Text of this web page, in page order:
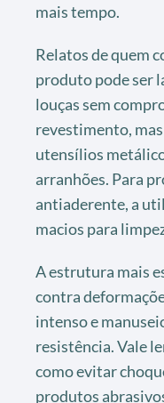
mais tempo.
Relatos de quem
produto pode ser
louças sem
revestimento,
utensílios
arranhões. Para
antiaderente, a
macios para
A estrutura mais
contra
intenso e
resistência. Vale
como evitar
produtos